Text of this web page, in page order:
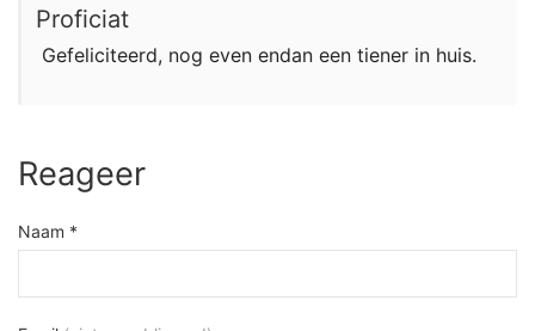
Proficiat
Gefeliciteerd, nog even endan een tiener in huis.
Reageer
Naam *